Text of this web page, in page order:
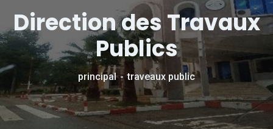
Direction des Travaux
Publics
principal traveaux public